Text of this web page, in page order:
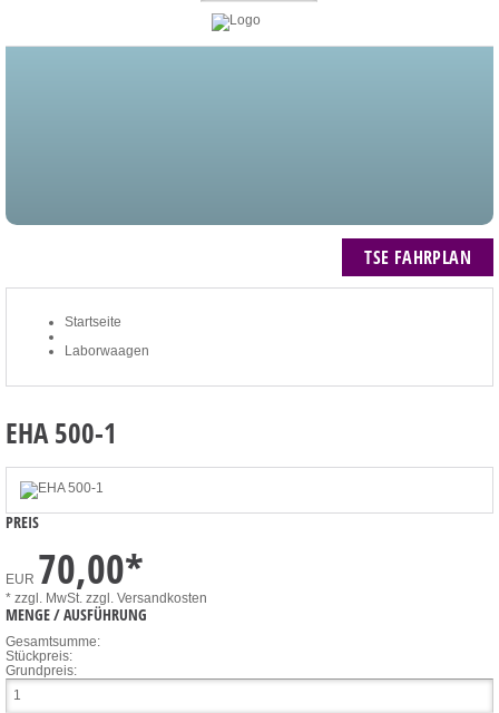
TSE FAHRPLAN
Startseite
Laborwaagen
EHA 500-1
PREIS
EUR 70,00*
* zzgl. MwSt. zzgl. Versandkosten
MENGE / AUSFÜHRUNG
Gesamtsumme:
Stückpreis:
Grundpreis: